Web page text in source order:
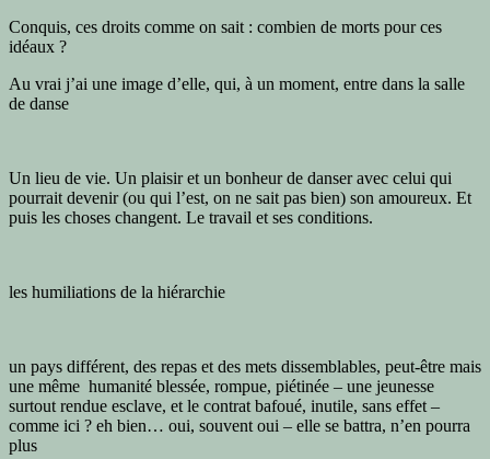
Conquis, ces droits comme on sait : combien de morts pour ces
idéaux ?
Au vrai j’ai une image d’elle, qui, à un moment, entre dans la salle
de danse
Un lieu de vie. Un plaisir et un bonheur de danser avec celui qui
pourrait devenir (ou qui l’est, on ne sait pas bien) son amoureux. Et
puis les choses changent. Le travail et ses conditions.
les humiliations de la hiérarchie
un pays différent, des repas et des mets dissemblables, peut-être mais
une même humanité blessée, rompue, piétinée – une jeunesse
surtout rendue esclave, et le contrat bafoué, inutile, sans effet –
comme ici ? eh bien… oui, souvent oui – elle se battra, n’en pourra
plus